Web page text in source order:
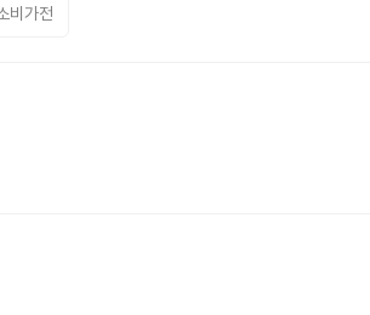
비가전